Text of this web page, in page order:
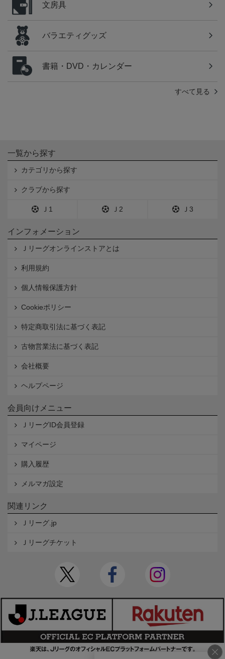
文房具
バラエティグッズ
書籍・DVD・カレンダー
すべて見る
一覧から探す
カテゴリから探す
クラブから探す
Ｊ1 Ｊ2 Ｊ3
インフォメーション
Ｊリーグオンラインストアとは
利用規約
個人情報保護方針
Cookieポリシー
特定商取引法に基づく表記
古物営業法に基づく表記
会社概要
ヘルプページ
会員向けメニュー
ＪリーグID会員登録
マイページ
購入履歴
メルマガ設定
関連リンク
Ｊリーグ.jp
Ｊリーグチケット